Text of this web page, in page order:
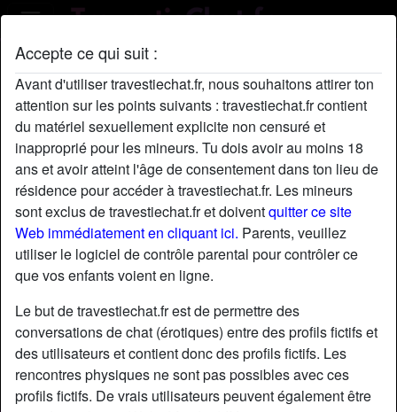
Accepte ce qui suit :
Avant d'utiliser travestiechat.fr, nous souhaitons attirer ton
attention sur les points suivants : travestiechat.fr contient
du matériel sexuellement explicite non censuré et
inapproprié pour les mineurs. Tu dois avoir au moins 18
ans et avoir atteint l'âge de consentement dans ton lieu de
résidence pour accéder à travestiechat.fr. Les mineurs
sont exclus de travestiechat.fr et doiventquitter ce site
Web immédiatement en cliquant ici. Parents, veuillez
utiliser le logiciel de contrôle parental pour contrôler ce
que vos enfants voient en ligne.
Le but de travestiechat.fr est de permettre des
conversations de chat (érotiques) entre des profils fictifs et
des utilisateurs et contient donc des profils fictifs. Les
rencontres physiques ne sont pas possibles avec ces
profils fictifs. De vrais utilisateurs peuvent également être
Profil de Seposer64
starAjouter chatDiscuter !